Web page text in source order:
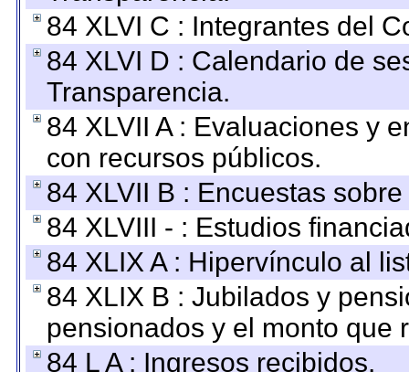
84 XLVI C : Integrantes del
84 XLVI D : Calendario de
Transparencia.
84 XLVII A : Evaluaciones y
con recursos públicos.
84 XLVII B : Encuestas
84 XLVIII - : Estudios
84 XLIX A : Hipervínculo al
84 XLIX B : Jubilados y
pensionados y el monto que
84 L A : Ingresos recibidos.